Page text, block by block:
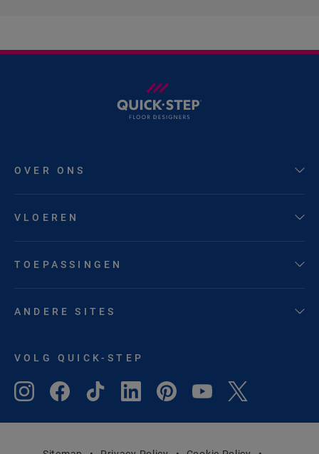
OVER ONS
VLOEREN
TOEPASSINGEN
ANDERE SITES
VOLG QUICK-STEP